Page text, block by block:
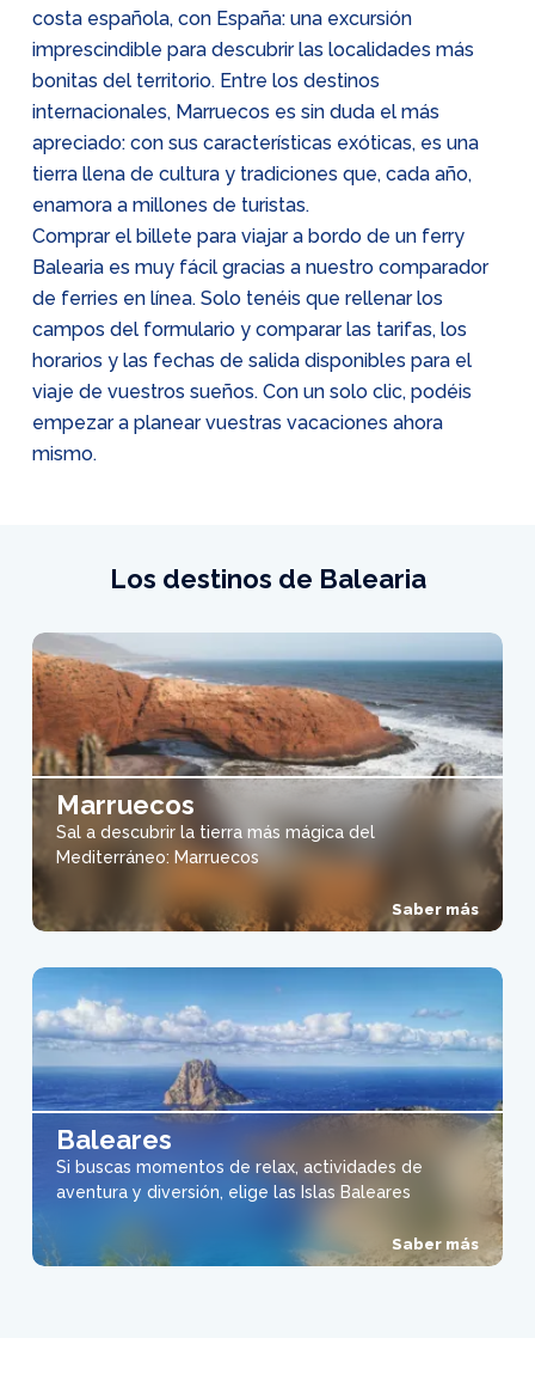
costa española, con España: una excursión
imprescindible para descubrir las localidades más
bonitas del territorio. Entre los destinos
internacionales, Marruecos es sin duda el más
apreciado: con sus características exóticas, es una
tierra llena de cultura y tradiciones que, cada año,
enamora a millones de turistas.
Comprar el billete para viajar a bordo de un ferry
Balearia es muy fácil gracias a nuestro comparador
de ferries en línea. Solo tenéis que rellenar los
campos del formulario y comparar las tarifas, los
horarios y las fechas de salida disponibles para el
viaje de vuestros sueños. Con un solo clic, podéis
empezar a planear vuestras vacaciones ahora
mismo.
Los destinos de Balearia
Marruecos
Sal a descubrir la tierra más mágica del
Mediterráneo: Marruecos
Saber más
Baleares
Si buscas momentos de relax, actividades de
aventura y diversión, elige las Islas Baleares
Saber más